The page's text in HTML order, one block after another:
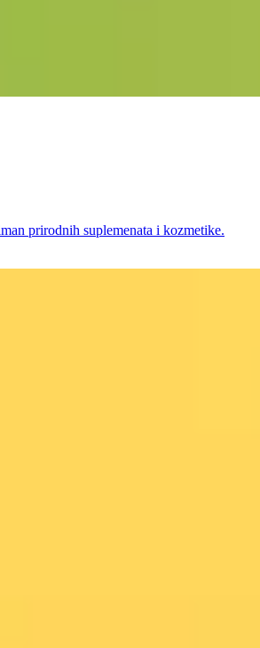
prirodnih suplemenata i kozmetike.